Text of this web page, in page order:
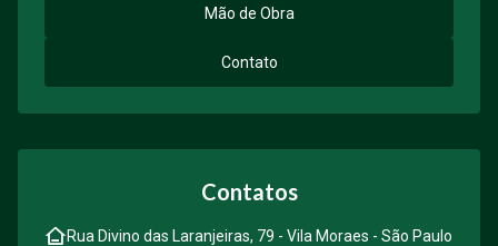
Mão de Obra
Contato
Contatos
Rua Divino das Laranjeiras, 79 - Vila Moraes - São Paulo